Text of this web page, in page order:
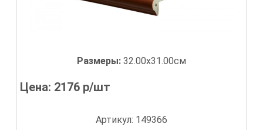
Размеры: 32.00x31.00см
Цена: 2176 р/шт
Артикул: 149366